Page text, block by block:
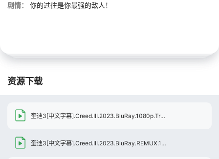
剧情：
你的过往是你最强的敌人！
资源下载
奎迪3[中文字幕].Creed.III.2023.BluRay.1080p.TrueHD7.1.x264-DreamHD
奎迪3[中文字幕].Creed.III.2023.BluRay.REMUX.1080p.AVC.Atmos.TrueHD7.1-DreamHD